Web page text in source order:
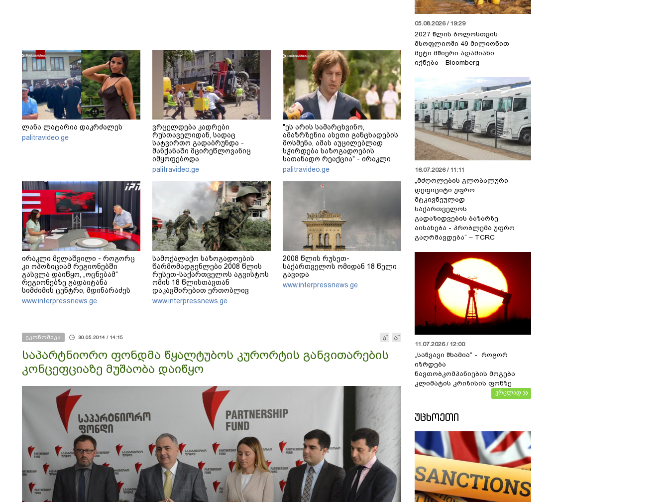
ლანა ლატარია დაკრძალეს
palitravideo.ge
ვრცელდება კადრები
რუსთაველიდან, სადაც
სატვირთო გადაბრუნდა -
მანქანაში მცირეწლოვანიც
იმყოფებოდა
palitravideo.ge
"ეს არის სამარცხვინო,
ამაზრზენია ასეთი განცხადების
მოსმენა, ამას აუცილებლად
სჭირდება საზოგადოების
სათანადო რეაქცია" - ირაკლი
კობახიძე
palitravideo.ge
ირაკლი მელაშვილი - როგორც
კი ოპოზიციამ რეგიონებში
გასვლა დაიწყო, „ოცნებამ“
რეგიონებზე გადაიტანა
სიმძიმის ცენტრი, მდინარაძეს
პოლიტიკური ფუნქცია ექნება:
არჩევნებისთვის მოამზადოს
www.interpressnews.ge
სამოქალაქო საზოგადოების
წარმომადგენლები 2008 წლის
რუსეთ-საქართველოს აგვისტოს
ომის 18 წლისთავთან
დაკავშირებით ერთობლივ
განცხადებას ავრცელებენ
www.interpressnews.ge
2008 წლის რუსეთ-
საქართველოს ომიდან 18 წელი
გავიდა
www.interpressnews.ge
ეკონომიკა 30.05.2014 / 14:15
საპარტნიორო ფონდმა წყალტუბოს კურორტის განვითარების
კონცეფციაზე მუშაობა დაიწყო
05.08.2026 / 19:29
2027 წლის ბოლოსთვის
მსოფლიოში 49 მილიონით
მეტი მშიერი ადამიანი
იქნება - Bloomberg
16.07.2026 / 11:11
„მძღოლების გლობალური
დეფიციტი უფრო
მტკივნეულად
საქართველოს
გადაზიდვების ბაზარზე
აისახება - პრობლემა უფრო
გაღრმავდება“ – TCRC
11.07.2026 / 12:00
„საწვავი შხამია“ - როგორ
იზრდება
ნავთობკომპანიების მოგება
კლიმატის კრიზისის ფონზე
ვრცლად
ᲣᲪᲮᲝᲔᲗᲘ